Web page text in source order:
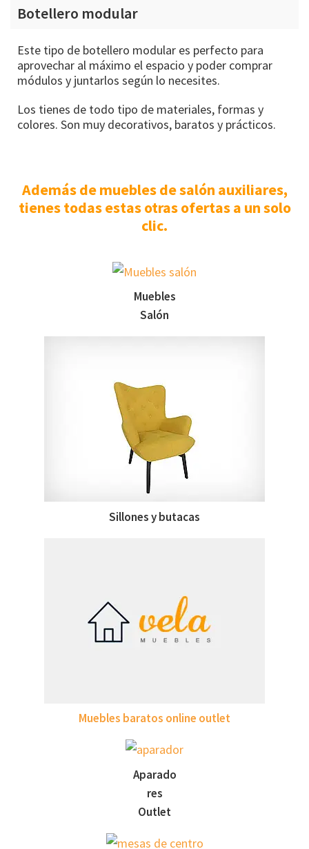
Botellero modular
Este tipo de botellero modular es perfecto para
aprovechar al máximo el espacio y poder comprar
módulos y juntarlos según lo necesites.
Los tienes de todo tipo de materiales, formas y
colores. Son muy decorativos, baratos y prácticos.
Además de muebles de salón auxiliares,
tienes todas estas otras ofertas a un solo
clic.
Muebles
Salón
Sillones y butacas
Muebles baratos online outlet
Aparado
res
Outlet